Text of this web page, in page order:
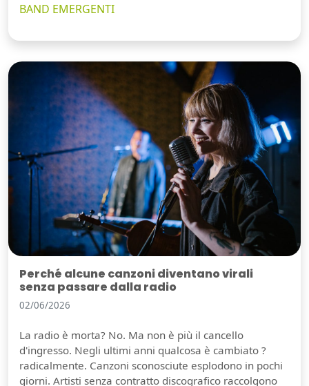
BAND EMERGENTI
Perché alcune canzoni diventano virali
senza passare dalla radio
02/06/2026
La radio è morta? No. Ma non è più il cancello
d'ingresso. Negli ultimi anni qualcosa è cambiato ?
radicalmente. Canzoni sconosciute esplodono in pochi
giorni. Artisti senza contratto discografico raccolgono